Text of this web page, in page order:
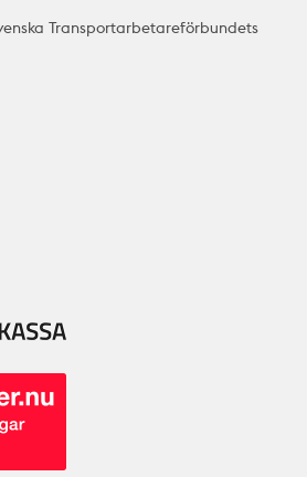
Transportarbetareförbundets